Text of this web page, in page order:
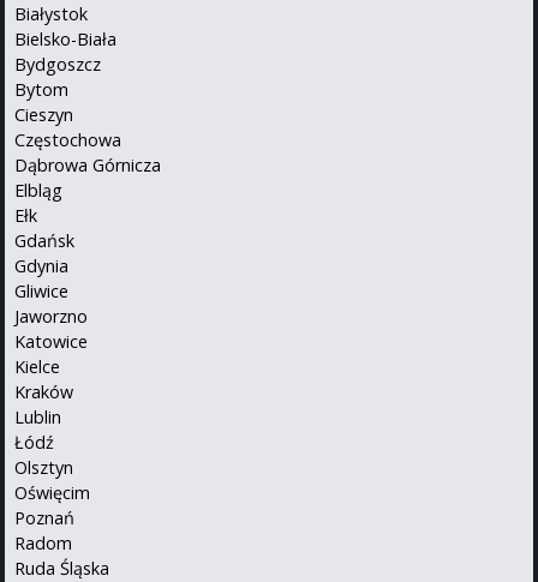
Białystok
Bielsko-Biała
Bydgoszcz
Bytom
Cieszyn
Częstochowa
Dąbrowa Górnicza
Elbląg
Ełk
Gdańsk
Gdynia
Gliwice
Jaworzno
Katowice
Kielce
Kraków
Lublin
Łódź
Olsztyn
Oświęcim
Poznań
Radom
Ruda Śląska